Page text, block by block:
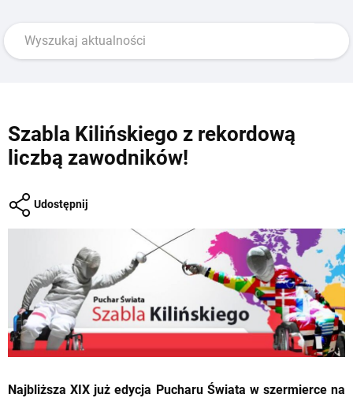
Szabla Kilińskiego z rekordową
liczbą zawodników!
Udostępnij
Najbliższa XIX już edycja Pucharu Świata w szermierce na